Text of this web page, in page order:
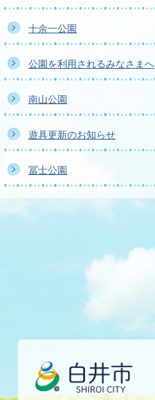
十余一公園
公園を利用されるみなさまへ
南山公園
遊具更新のお知らせ
冨士公園